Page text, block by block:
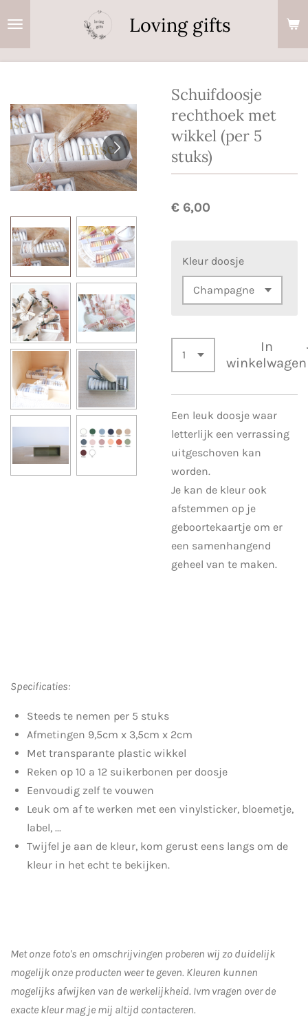
Loving gifts
Schuifdoosje
rechthoek met
wikkel (per 5
stuks)
€ 6,00
Kleur doosje
In
winkelwagen
Een leuk doosje waar
letterlijk een verrassing
uitgeschoven kan
worden.
Je kan de kleur ook
afstemmen op je
geboortekaartje om er
een samenhangend
geheel van te maken.
Specificaties:
Steeds te nemen per 5 stuks
Afmetingen 9,5cm x 3,5cm x 2cm
Met transparante plastic wikkel
Reken op 10 a 12 suikerbonen per doosje
Eenvoudig zelf te vouwen
Leuk om af te werken met een vinylsticker, bloemetje,
label, ...
Twijfel je aan de kleur, kom gerust eens langs om de
kleur in het echt te bekijken.
Met onze foto's en omschrijvingen proberen wij zo duidelijk
mogelijk onze producten weer te geven. Kleuren kunnen
mogelijks afwijken van de werkelijkheid. Ivm vragen over de
exacte kleur mag je mij altijd contacteren.